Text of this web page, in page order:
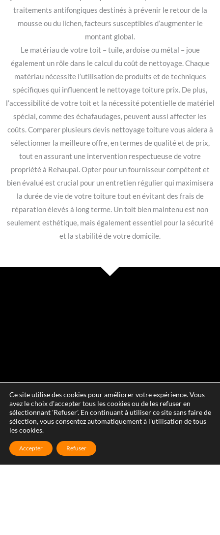
traitements antifongiques destinés à prévenir le retour de la
mousse ou du lichen, facteurs susceptibles d’augmenter le
montant global.
Le matériau de votre toit – tuile, ardoise ou métal – joue
également un rôle dans le calcul du coût de nettoyage. Chaque
matériau nécessite l’utilisation de produits et de techniques
spécifiques qui influencent le nettoyage toiture prix. De plus,
l’accessibilité de votre toit et la nécessité potentielle de matériel
spécial, comme des échafaudages, peuvent aussi affecter les
coûts. Comparer plusieurs devis nettoyage toiture vous aidera à
sélectionner la meilleure offre, en termes de qualité et de prix,
tout en assurant une intervention respectueuse de votre
propriété à Rehaupal. Opter pour un fournisseur compétent et
bien évalué est crucial pour un entretien régulier qui maximisera
la durée de vie de votre toiture tout en évitant des frais de
réparation élevés à long terme. Un toit bien maintenu est non
seulement esthétique, mais également essentiel pour la sécurité
et la stabilité de votre domicile.
Ce site utilise des cookies pour améliorer votre expérience. Vous
avez le choix d'accepter tous les cookies ou de les refuser en
sélectionnant 'Refuser'. En continuant à utiliser ce site sans faire de
sélection, vous consentez automatiquement à l'utilisation de tous
les cookies.
Accepter Refuser